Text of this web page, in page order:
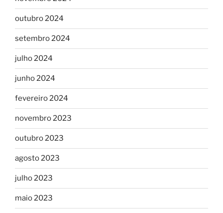
outubro 2024
setembro 2024
julho 2024
junho 2024
fevereiro 2024
novembro 2023
outubro 2023
agosto 2023
julho 2023
maio 2023